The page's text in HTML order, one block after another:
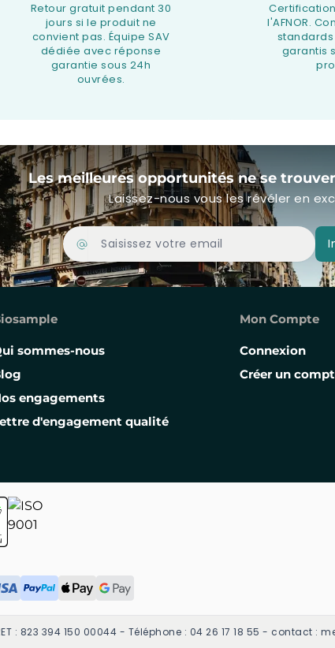
Retour gratuit pendant 30
jours si le produit ne
convient pas. Équipe SAV
dédiée avec réponse
garantie sous 24h
ouvrées.
l'AFNOR.
garantis
Les meilleures opportunités ne se
Laissez-nous vous les révéler en
Adresse Email
sommes-nous
engagements
d'engagement qualité
Mon Compte
Connexion
Créer un
: 823 394 150 00044 - Téléphone : 04 26 17 18 55 - contact :